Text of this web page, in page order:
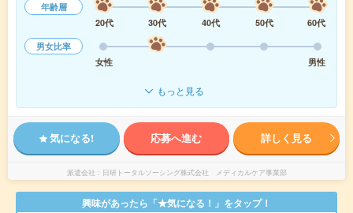
年齢層
20代
30代 40代 50代
60代
男女比率
女性
男性
もっと見る
気になる! 応募へ進む 詳しく見る
派遣会社 日研トータルソーシング株式会社 メディカルケア事業部
興味があったら「★気になる！」をタップ！